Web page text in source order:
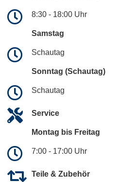
8:30 - 18:00 Uhr
Samstag
Schautag
Sonntag (Schautag)
Schautag
Service
Montag bis Freitag
7:00 - 17:00 Uhr
Teile & Zubehör